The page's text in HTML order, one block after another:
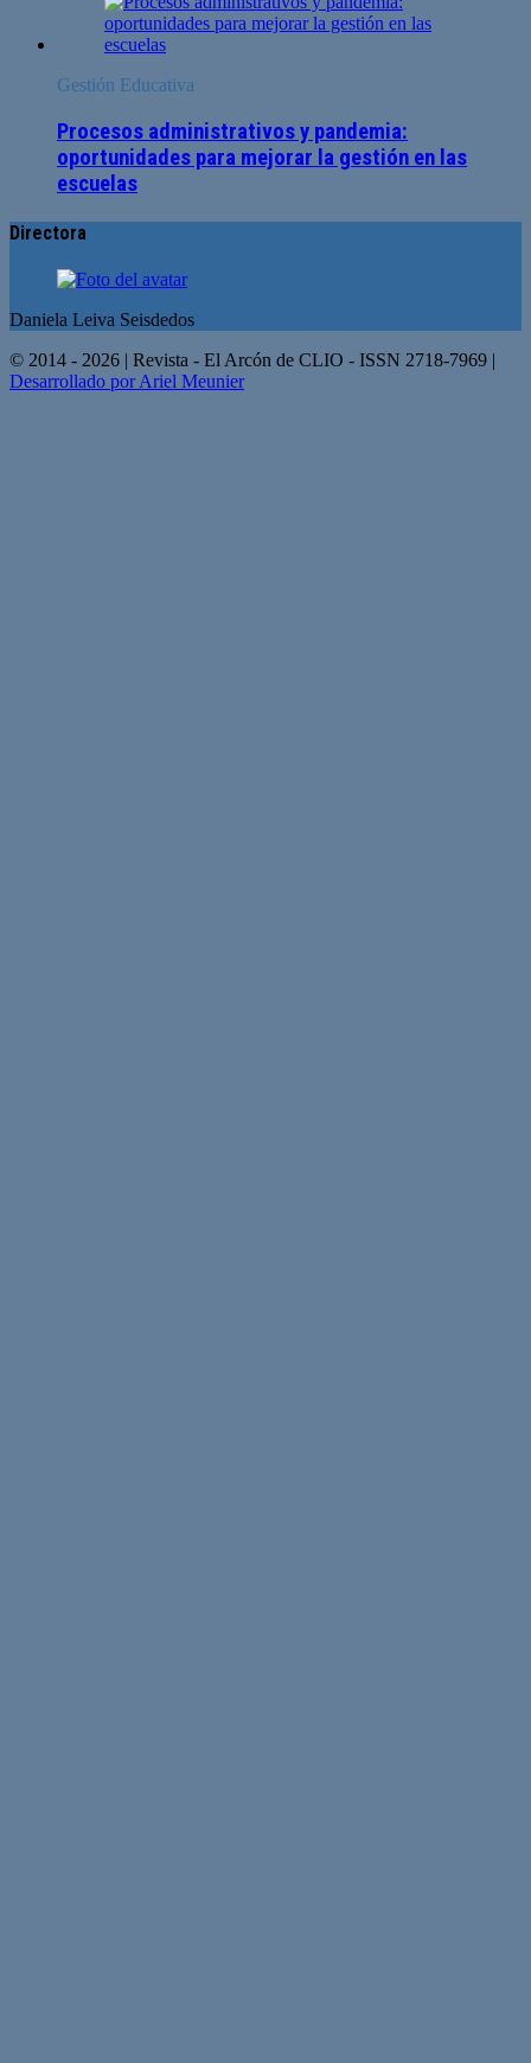
Gestión Educativa
Procesos administrativos y pandemia:
oportunidades para mejorar la gestión en las
escuelas
Directora
Daniela Leiva Seisdedos
© 2014 - 2026 | Revista - El Arcón de CLIO - ISSN 2718-7969 |
Desarrollado por Ariel Meunier